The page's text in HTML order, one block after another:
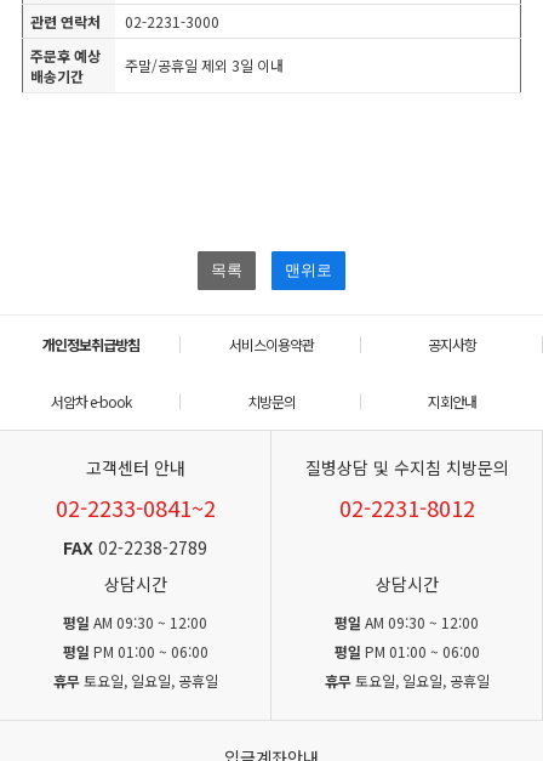
관련 연락처
02-2231-3000
주문후 예상
배송기간
주말/공휴일 제외 3일 이내
목록 맨위로
개인정보취급방침 서비스이용약관 공지사항
서암차 e-book 치방문의 지회안내
고객센터 안내
02-2233-0841~2
FAX 02-2238-2789
상담시간
평일 AM 09:30 ~ 12:00
평일 PM 01:00 ~ 06:00
휴무토요일, 일요일, 공휴일
질병상담 및 수지침 치방문의
02-2231-8012
상담시간
평일 AM 09:30 ~ 12:00
평일 PM 01:00 ~ 06:00
휴무토요일, 일요일, 공휴일